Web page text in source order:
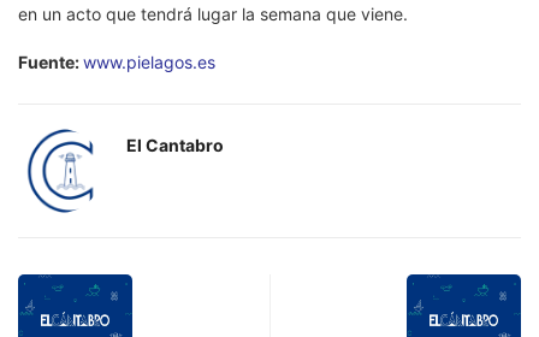
en un acto que tendrá lugar la semana que viene.
Fuente:www.pielagos.es
El Cantabro